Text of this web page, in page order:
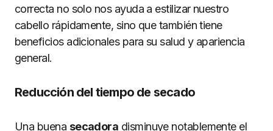
correcta no solo nos ayuda a estilizar nuestro
cabello rápidamente, sino que también tiene
beneficios adicionales para su salud y apariencia
general.
Reducción del tiempo de secado
Una buena secadora disminuye notablemente el